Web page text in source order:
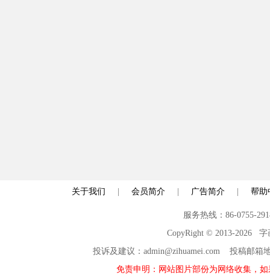
关于我们 会员简介 广告简介 帮助
服务热线：86-0755-
CopyRight © 2013-2026 字
投诉及建议：admin@zihuamei.com 投稿邮
免责申明：网站图片部份为网络收集，